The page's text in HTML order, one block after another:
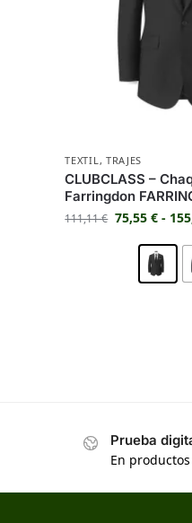
TEXTIL , TRAJES
CLUBCLASS –
Farringdon
111,11€ 75,55€ -
Prueba
En